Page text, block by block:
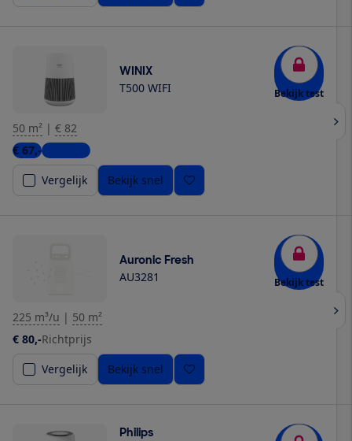
WINIX
T500 WIFI Bekijk test
50 m² | € 82
€ 67,-4 winkels
Vergelijk
Bekijk snel
Auronic Fresh
AU3281 Bekijk test
225 m³/u | 50 m²
€ 80,-Richtprijs
Vergelijk
Bekijk snel
Philips